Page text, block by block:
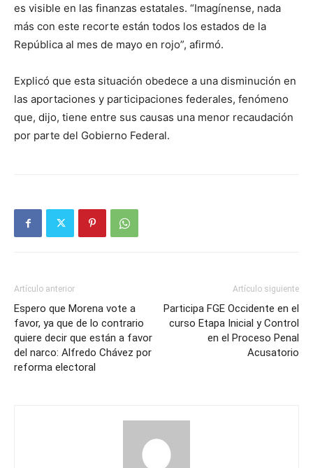
es visible en las finanzas estatales. “Imagínense, nada
más con este recorte están todos los estados de la
República al mes de mayo en rojo”, afirmó.
Explicó que esta situación obedece a una disminución en
las aportaciones y participaciones federales, fenómeno
que, dijo, tiene entre sus causas una menor recaudación
por parte del Gobierno Federal.
Artículo anterior
Espero que Morena vote a
favor, ya que de lo contrario
quiere decir que están a favor
del narco: Alfredo Chávez por
reforma electoral
Artículo siguiente
Participa FGE Occidente en el
curso Etapa Inicial y Control
en el Proceso Penal
Acusatorio